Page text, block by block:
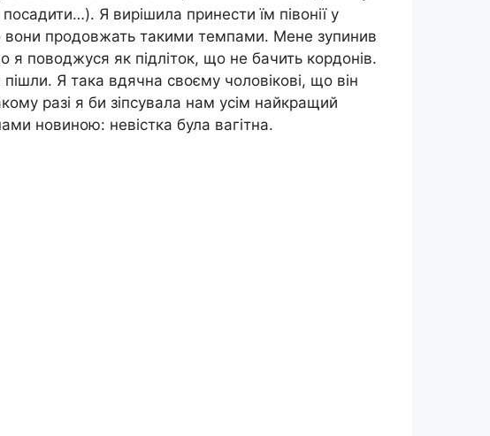
Я вирішила принести їм півонії у
продовжать такими темпами. Мене зупинив
я поводжуся як підліток, що не бачить кордонів.
пішли. Я така вдячна своєму чоловікові, що він
разі я би зіпсувала нам усім найкращий
новиною: невістка була вагітна.